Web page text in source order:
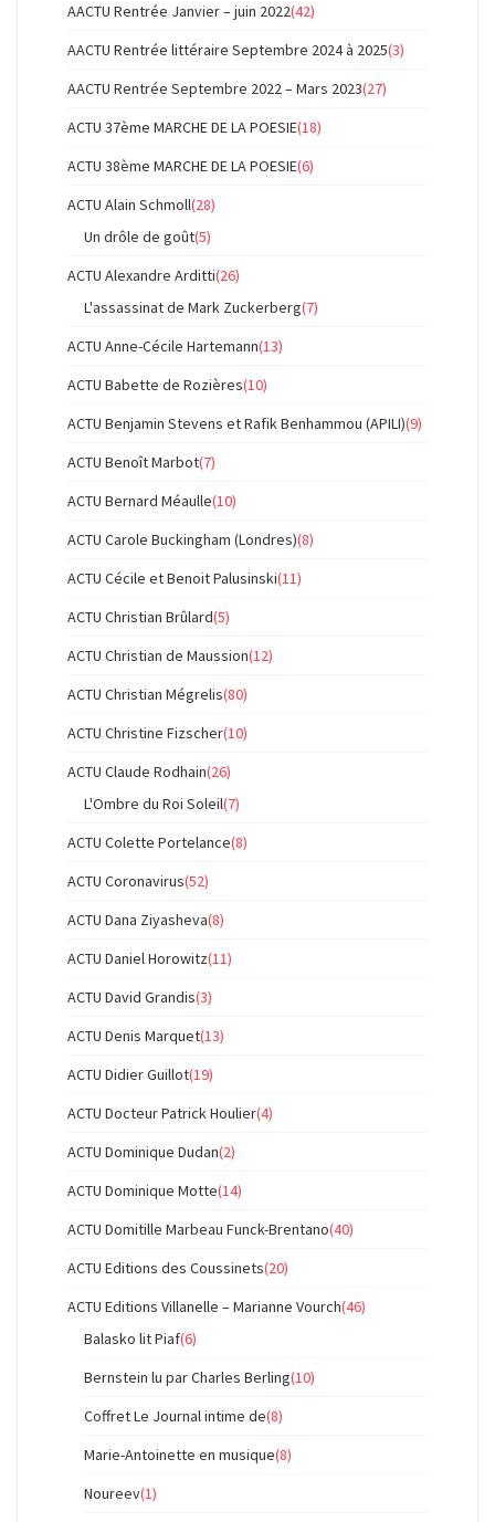
AACTU Rentrée Janvier – juin 2022(42)
AACTU Rentrée littéraire Septembre 2024 à 2025(3)
AACTU Rentrée Septembre 2022 – Mars 2023(27)
ACTU 37ème MARCHE DE LA POESIE(18)
ACTU 38ème MARCHE DE LA POESIE(6)
ACTU Alain Schmoll(28)
Un drôle de goût(5)
ACTU Alexandre Arditti(26)
L'assassinat de Mark Zuckerberg(7)
ACTU Anne-Cécile Hartemann(13)
ACTU Babette de Rozières(10)
ACTU Benjamin Stevens et Rafik Benhammou (APILI)(9)
ACTU Benoît Marbot(7)
ACTU Bernard Méaulle(10)
ACTU Carole Buckingham (Londres)(8)
ACTU Cécile et Benoit Palusinski(11)
ACTU Christian Brûlard(5)
ACTU Christian de Maussion(12)
ACTU Christian Mégrelis(80)
ACTU Christine Fizscher(10)
ACTU Claude Rodhain(26)
L'Ombre du Roi Soleil(7)
ACTU Colette Portelance(8)
ACTU Coronavirus(52)
ACTU Dana Ziyasheva(8)
ACTU Daniel Horowitz(11)
ACTU David Grandis(3)
ACTU Denis Marquet(13)
ACTU Didier Guillot(19)
ACTU Docteur Patrick Houlier(4)
ACTU Dominique Dudan(2)
ACTU Dominique Motte(14)
ACTU Domitille Marbeau Funck-Brentano(40)
ACTU Editions des Coussinets(20)
ACTU Editions Villanelle – Marianne Vourch(46)
Balasko lit Piaf(6)
Bernstein lu par Charles Berling(10)
Coffret Le Journal intime de(8)
Marie-Antoinette en musique(8)
Noureev(1)